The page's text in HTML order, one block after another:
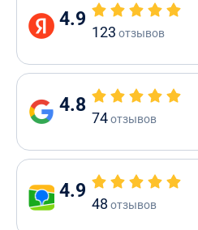
4.9
123 отзывов
4.8
74отзывов
4.9
48 отзывов